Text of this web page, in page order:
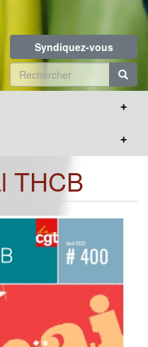
Syndiquez-vous
Formulaire
de
THCB